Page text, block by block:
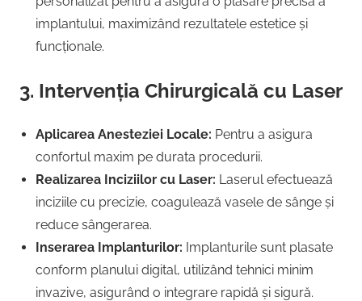
implantului, maximizând rezultatele estetice și
funcționale.
3. Intervenția Chirurgicală cu Laser
Aplicarea Anesteziei Locale: Pentru a asigura
confortul maxim pe durata procedurii.
Realizarea Inciziilor cu Laser: Laserul efectuează
inciziile cu precizie, coagulează vasele de sânge și
reduce sângerarea.
Inserarea Implanturilor: Implanturile sunt plasate
conform planului digital, utilizând tehnici minim
invazive, asigurând o integrare rapidă și sigură.